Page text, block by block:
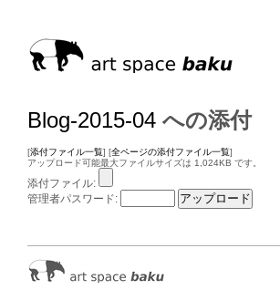
Blog-2015-04 への添付
[添付ファイル一覧] [全ページの添付ファイル一覧]
アップロード可能最大ファイルサイズは 1,024KB です。
添付ファイル:
管理者パスワード: